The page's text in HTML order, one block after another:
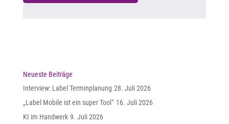
Neueste Beiträge
Interview: Label Terminplanung 28. Juli 2026
„Label Mobile ist ein super Tool“ 16. Juli 2026
KI im Handwerk 9. Juli 2026